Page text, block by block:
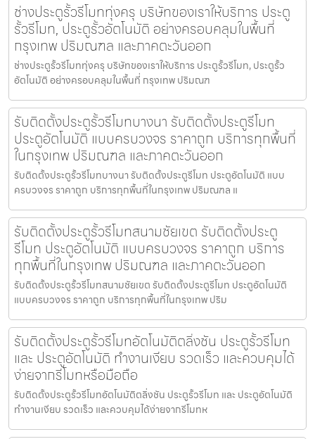
ช่างประตูรั้วรีโมททุ่งครุ บริษัทของเราให้บริการ ประตู
รั้วรีโมท, ประตูรั้วอัตโนมัติ อย่างครอบคลุมในพื้นที่
กรุงเทพ ปริมณฑล และภาคตะวันออก
ช่างประตูรั้วรีโมททุ่งครุ บริษัทของเราให้บริการ ประตูรั้วรีโมท, ประตูรั้ว
อัตโนมัติ อย่างครอบคลุมในพื้นที่ กรุงเทพ ปริมณฑ
รับติดตั้งประตูรั้วรีโมทบางนา รับติดตั้งประตูรีโมท
ประตูอัตโนมัติ แบบครบวงจร ราคาถูก บริการทุกพื้นที่
ในกรุงเทพ ปริมณฑล และภาคตะวันออก
รับติดตั้งประตูรั้วรีโมทบางนา รับติดตั้งประตูรีโมท ประตูอัตโนมัติ แบบ
ครบวงจร ราคาถูก บริการทุกพื้นที่ในกรุงเทพ ปริมณฑล แ
รับติดตั้งประตูรั้วรีโมทสนามชัยเขต รับติดตั้งประตู
รีโมท ประตูอัตโนมัติ แบบครบวงจร ราคาถูก บริการ
ทุกพื้นที่ในกรุงเทพ ปริมณฑล และภาคตะวันออก
รับติดตั้งประตูรั้วรีโมทสนามชัยเขต รับติดตั้งประตูรีโมท ประตูอัตโนมัติ
แบบครบวงจร ราคาถูก บริการทุกพื้นที่ในกรุงเทพ ปริม
รับติดตั้งประตูรั้วรีโมทอัตโนมัติตลิ่งชัน ประตูรั้วรีโมท
และ ประตูอัตโนมัติ ทำงานเงียบ รวดเร็ว และควบคุมได้
ง่ายจากรีโมทหรือมือถือ
รับติดตั้งประตูรั้วรีโมทอัตโนมัติตลิ่งชัน ประตูรั้วรีโมท และ ประตูอัตโนมัติ
ทำงานเงียบ รวดเร็ว และควบคุมได้ง่ายจากรีโมทห